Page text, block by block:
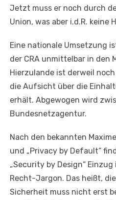
Jetzt muss er noch durch
Union, was aber i.d.R. keine
Eine nationale Umsetzung
der CRA unmittelbar in den
Hierzulande ist derweil
die Aufsicht über die
erhält. Abgewogen wird
Bundesnetzagentur.
Nach den bekannten
und „Privacy by Default“
„Security by Design“
Recht-Jargon. Das heißt,
Sicherheit muss nicht erst